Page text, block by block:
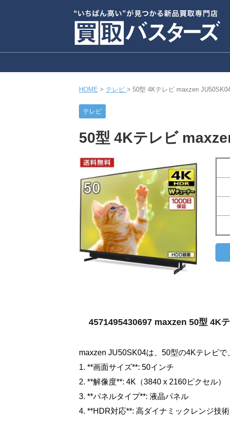
HOME > テレビ > 50型 4Kテレビ maxzen
テレビ
50型 4Kテレビ
4571495430697 maxzen 50型 4K
maxzen JU50SK04は、50型の4Kテレビで
1. **画面サイズ**: 50インチ
2. **解像度**: 4K（3840 x 2160ピクセル）
3. **パネルタイプ**: 液晶パネル
4. **HDR対応**: 高ダイナミックレンジ技